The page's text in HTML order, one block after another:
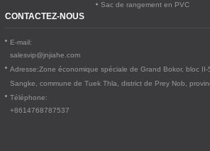
Sac de rangement en PVC
CONTACTEZ-NOUS
E-mail:
salesvip@jnjiahe.com
Adresse:Zone économique spéciale de Grand Bokor, bloc
Sangke, commune de Tuek Thla, district de Prey Nob,
Téléphone:
+8614768787537